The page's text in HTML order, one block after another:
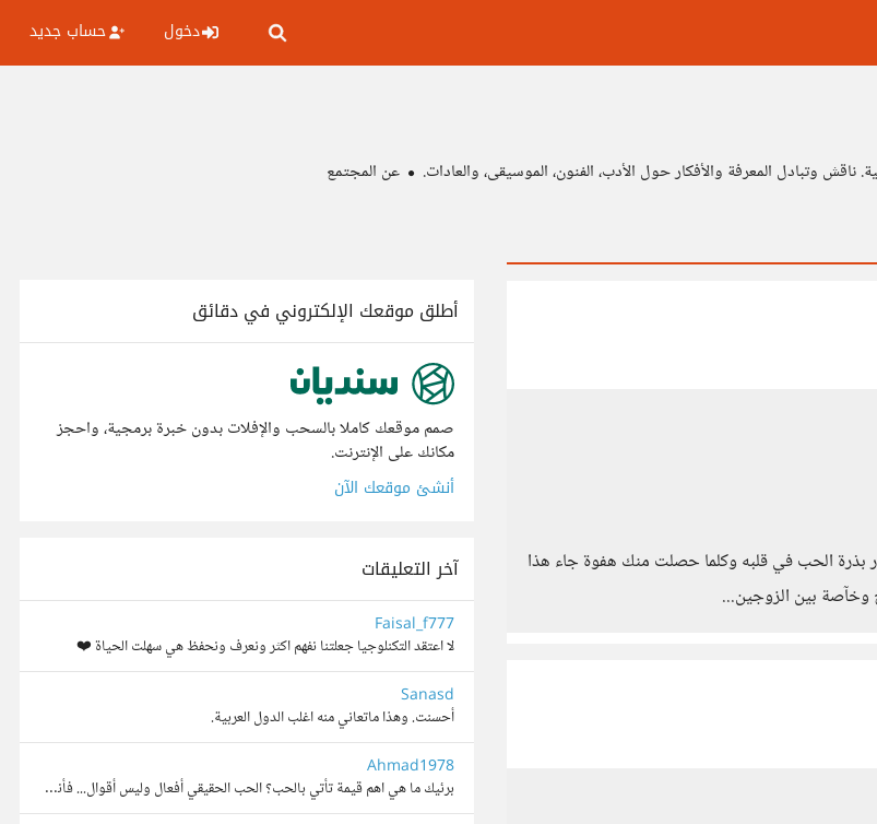
دخول حساب جديد
ناقش وتبادل المعرفة والأفكار حول الأدب، الفنون، الموسيقى، والعادات. عن المجتمع
الحب في قلبه وكلما حصلت منك هفوة جاء هذا
وخآصة بين الزوجين...
أطلق موقعك الإلكتروني في دقائق
صمم موقعك كاملا بالسحب والإفلات بدون خبرة برمجية، واحجز
مكانك على الإنترنت.
أنشئ موقعك الآن
آخر التعليقات
Faisal_f777
لا اعتقد التكنلوجيا جعلتنا نفهم اكثر ونعرف ونحفظ هي سهلت الحياة ❤️
Sanasd
أحسنت. وهذا ماتعاني منه اغلب الدول العربية.
Ahmad1978
برئيك ما هي اهم قيمة تأتي بالحب؟ الحب الحقيقي أفعال وليس أقوال... فأنت عندما تقف مع من تحب في وقت شدته وتضحي من أجله أنت بذلك تبذر بذرة الحب في قلبه وكلما حصلت منك هفوة جاء هذا الموقف عند الحبيب لي...